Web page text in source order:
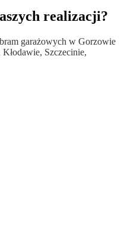
realizacji?
garażowych w Gorzowie
Szczecinie,